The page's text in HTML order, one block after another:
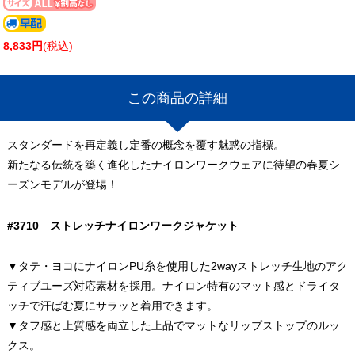
8,833円(税込)
この商品の詳細
スタンダードを再定義し定番の概念を覆す魅惑の指標。
新たなる伝統を築く進化したナイロンワークウェアに待望の春夏シ
ーズンモデルが登場！
#3710 ストレッチナイロンワークジャケット
▼タテ・ヨコにナイロンPU糸を使用した2wayストレッチ生地のアク
ティブユーズ対応素材を採用。ナイロン特有のマット感とドライタ
ッチで汗ばむ夏にサラッと着用できます。
▼タフ感と上質感を両立した上品でマットなリップストップのルッ
クス。